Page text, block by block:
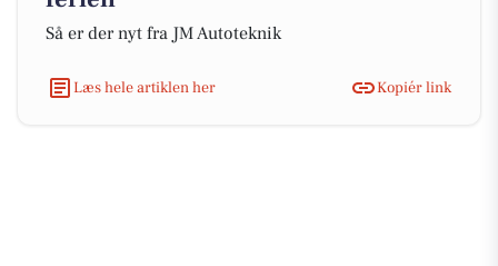
Så er der nyt fra JM Autoteknik
Læs hele artiklen her Kopiér link